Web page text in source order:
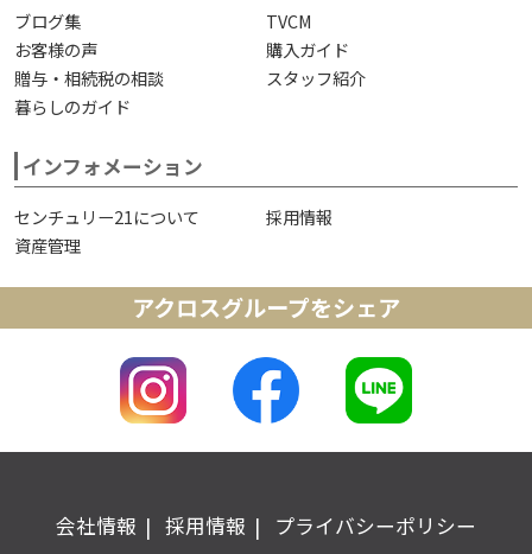
ブログ集
TVCM
お客様の声
購入ガイド
贈与・相続税の相談
スタッフ紹介
暮らしのガイド
インフォメーション
センチュリー21について
採用情報
資産管理
アクロスグループをシェア
会社情報 採用情報 プライバシーポリシー